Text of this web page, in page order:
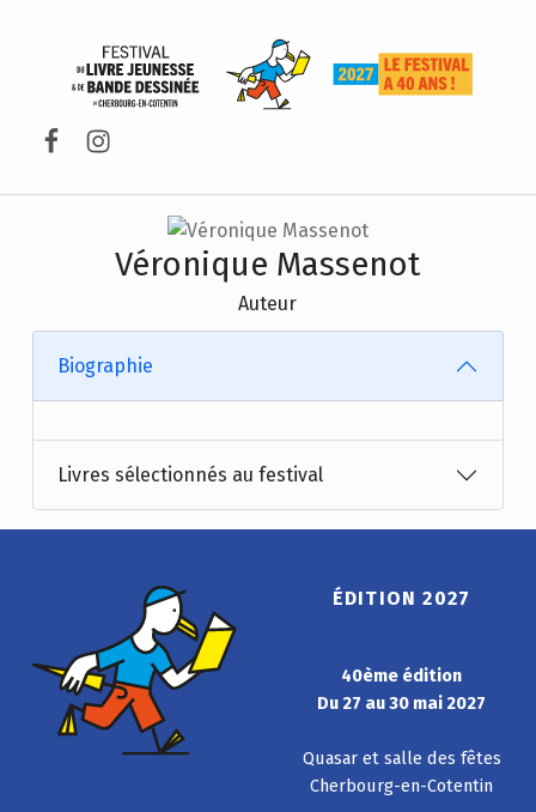
Facebook
Instagram
Véronique Massenot
Auteur
Biographie
Livres sélectionnés au festival
ÉDITION 2027
40ème édition
Du 27 au 30 mai 2027
Quasar et salle des fêtes
Cherbourg-en-Cotentin